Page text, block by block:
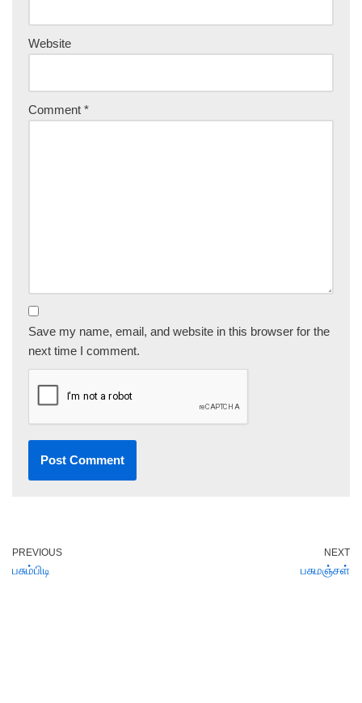
Website
Comment *
Save my name, email, and website in this browser for the
next time I comment.
PREVIOUS
பசும்பிடி
NEXT
பசுமஞ்சள்